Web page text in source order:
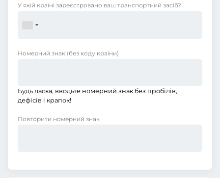
У якій країні зареєстровано ваш транспортний засіб?
Номерний знак (без коду країни)
Будь ласка, вводьте номерний знак без пробілів,
дефісів і крапок!
Повторити номерний знак